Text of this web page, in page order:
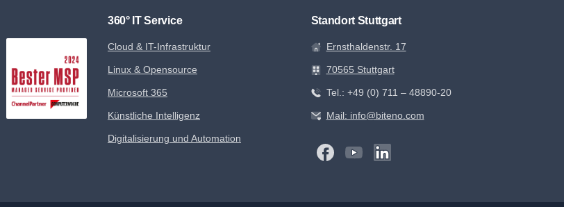
360° IT Service
Cloud & IT-Infrastruktur
Linux & Opensource
Microsoft 365
Künstliche Intelligenz
Digitalisierung und Automation
Standort Stuttgart
Ernsthaldenstr. 17
70565 Stuttgart
Tel.: +49 (0) 711 – 48890-20
Mail: info@biteno.com